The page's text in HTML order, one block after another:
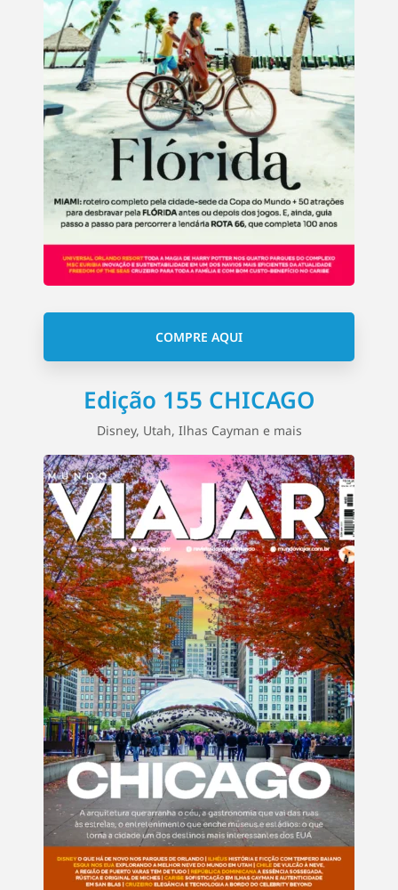
COMPRE AQUI
Edição 155 CHICAGO
Disney, Utah, Ilhas Cayman e mais